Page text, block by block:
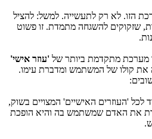
הזו. לא רק לתעשייה. למשל: להציל
שזקוקים להשגחה מתמדת. זו פשוט
מערכת מתקדמת ביותר של 'עוזר אישי'
את קולו של המשתמש ומדברת עימו.
לכל 'העוזרים האישיים' המצויים בשוק,
את האדם שמשתמש בה והיא הופכת